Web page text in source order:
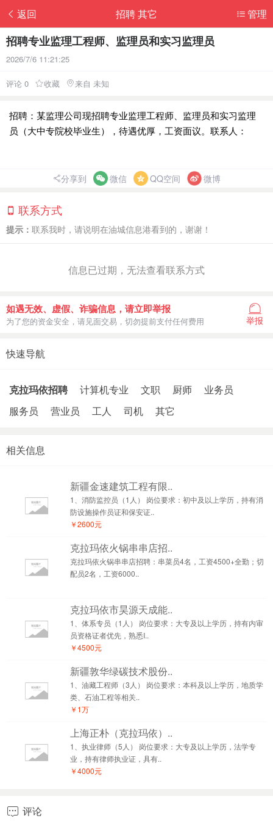
返回 管理
招聘 其它
招聘专业监理工程师、监理员和实习监理员
2026/7/6 11:21:25
评论 0 收藏 来自 未知
招聘：某监理公司现招聘专业监理工程师、监理员和实习监理
员（大中专院校毕业生），待遇优厚，工资面议。联系人：
分享到 微信 QQ空间 微博
联系方式
提示： 联系我时，请说明在油城信息港看到的，谢谢！
信息已过期，无法查看联系方式
如遇无效、虚假、诈骗信息，请立即举报
为了您的资金安全，请见面交易，切勿提前支付任何费用 举报
快速导航
克拉玛依招聘 计算机专业 文职 厨师
业务员
服务员
营业员 工人 司机 其它
相关信息
新疆金速建筑工程有限..
1、消防监控员（1人） 岗位要求：初中及以上学历，持有消
防设施操作员证和保安证..
￥2600元
克拉玛依火锅串串店招..
克拉玛依火锅串串店招聘：串菜员4名，工资4500+全勤；切
配员2名，工资6000..
克拉玛依市昊源天成能..
1、体系专员（1人） 岗位要求：大专及以上学历，持有内审
员资格证者优先，熟悉I..
￥4500元
新疆敦华绿碳技术股份..
1、油藏工程师（3人） 岗位要求：本科及以上学历，地质学
类、石油工程等相关..
￥1万
上海正朴（克拉玛依）..
1、执业律师（5人） 岗位要求：大专及以上学历，法学专
业，持有律师执业证，具有..
￥4000元
 评论